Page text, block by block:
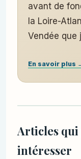
avant de
la Loire-
Vendée que
En savoir plus
Articles
intéresser